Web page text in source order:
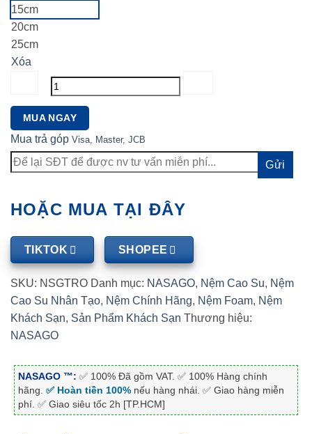
15cm
20cm
25cm
Xóa
Nệm
Tròn
NASAGO
Circle
Happy
yêu
số
lượng
MUA NGAY
Mua trả góp Visa, Master, JCB
HOẶC MUA TẠI ĐÂY
TIKTOK SHOPEE
SKU: NSGTRO Danh mục: NASAGO, Nệm Cao Su, Nệm
Cao Su Nhân Tạo, Nệm Chính Hãng, Nệm Foam, Nệm
Khách Sạn, Sản Phẩm Khách Sạn Thương hiệu:
NASAGO
NASAGO ™: ✅ 100% Đã gồm VAT. ✅ 100% Hàng chính
hãng. ✅ Hoàn tiền 100% nếu hàng nhái. ✅ Giao hàng miễn
phí. ✅ Giao siêu tốc 2h [TP.HCM]